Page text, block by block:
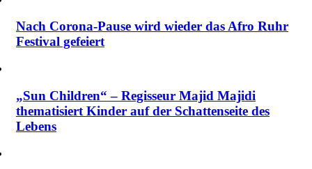
Nach Corona-Pause wird wieder das Afro Ruhr
Festival gefeiert
„Sun Children“ – Regisseur Majid Majidi
thematisiert Kinder auf der Schattenseite des
Lebens